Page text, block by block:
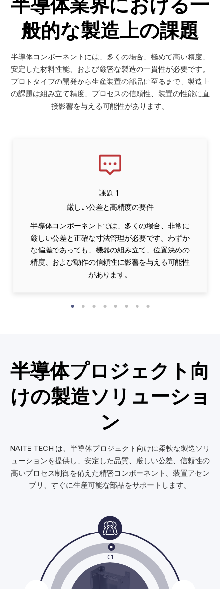
半導体業界における一
般的な製造上の課題
半導体コンポーネントには、多くの場合、極めて高い精度、
安定した材料性能、および厳密な製造の一貫性が必要です。
プロトタイプの開発から生産装置の部品に至るまで、製造上
の課題は組み立て精度、プロセスの信頼性、装置の性能に直
接影響を与える可能性があります。
課題 1
厳しい公差と高精度の要件
半導体コンポーネントでは、多くの場合、非常に
厳しい公差と正確な寸法管理が必要です。わずか
な偏差であっても、機器の組み立て、位置決めの
精度、および動作の信頼性に影響を与える可能性
があります。
半導体プロジェクト向
けの製造ソリューショ
ン
NAITE TECH は、半導体プロジェクト向けに柔軟な製造ソリ
ューションを提供し、安定した品質、厳しい公差、信頼性の
高いプロセス制御を備えた精密コンポーネント、装置アセン
ブリ、すぐに生産可能な部品をサポートします。
01